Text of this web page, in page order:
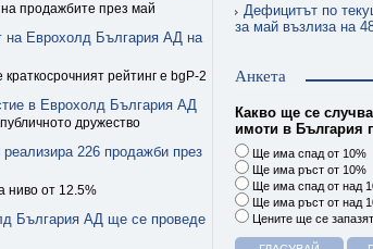
продажбите през май
на Еврохолд България АД на
рейтинг е bgP-2
в Еврохолд България АД
дружество
226 продажби през
ниво от 12.5%
България АД ще се проведе
Дефицитът по
за май възлиза на
Анкета
Какво ще се
имоти в България
Ще има спад от 10%
Ще има ръст от 10%
Ще има спад от над
Ще има ръст от над
Цените ще се